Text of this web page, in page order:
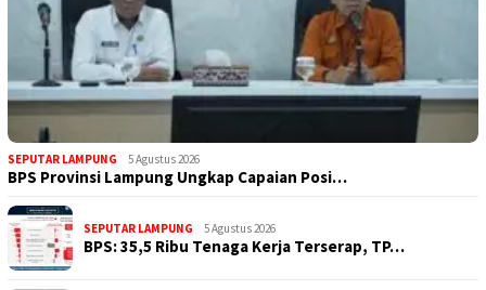
SEPUTAR LAMPUNG 5 Agustus 2026
BPS Provinsi Lampung Ungkap Capaian Posi…
SEPUTAR LAMPUNG 5 Agustus 2026
BPS: 35,5 Ribu Tenaga Kerja Terserap, TP…